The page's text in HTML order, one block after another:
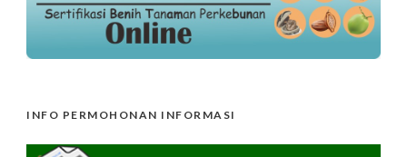
INFO PERMOHONAN INFORMASI